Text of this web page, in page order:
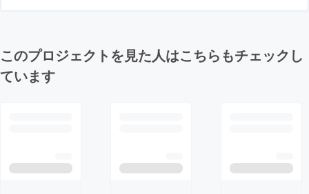
このプロジェクトを見た人はこちらもチェックし
ています